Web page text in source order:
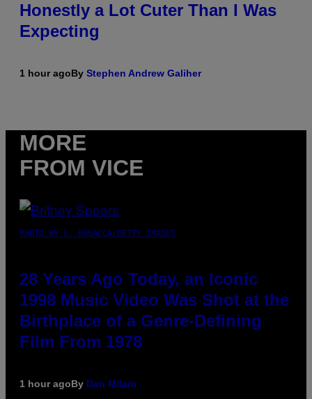
Honestly a Lot Cuter Than I Was
Expecting
1 hour agoBy Stephen Andrew Galiher
MORE
FROM VICE
PHOTO BY L. BUSACCA/GETTY IMAGES
28 Years Ago Today, an Iconic
1998 Music Video Was Shot at the
Birthplace of a Genre-Defining
Film From 1978
1 hour agoBy Dan Milam